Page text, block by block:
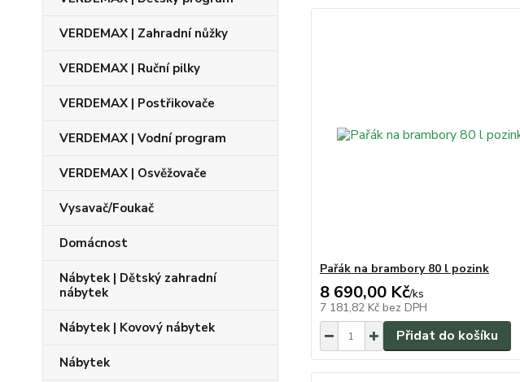
VERDEMAX | Zahradní nůžky
VERDEMAX | Ruční pilky
VERDEMAX | Postřikovače
VERDEMAX | Vodní program
VERDEMAX | Osvěžovače
Vysavač/Foukač
Domácnost
Nábytek | Dětský zahradní
nábytek
Nábytek | Kovový nábytek
Nábytek
Pařák na brambory 80 l pozink
8 690,00 Kč/ks
7 181,82 Kč bez DPH
Přidat do košíku